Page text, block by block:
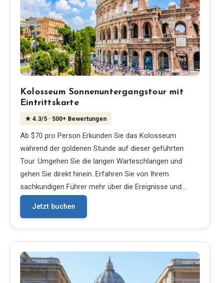
Kolosseum Sonnenuntergangstour mit
Eintrittskarte
★ 4.3/5 · 500+ Bewertungen
Ab $70 pro Person Erkunden Sie das Kolosseum
während der goldenen Stunde auf dieser geführten
Tour. Umgehen Sie die langen Warteschlangen und
gehen Sie direkt hinein. Erfahren Sie von Ihrem
sachkundigen Führer mehr über die Ereignisse und…
Jetzt buchen